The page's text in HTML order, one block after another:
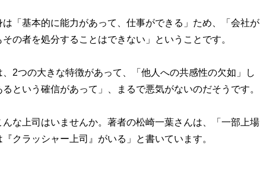
「基本的に能力があって、仕事ができる」ため、「会社が
の者を処分することはできない」ということです。
2つの大きな特徴があって、「他人への共感性の欠如」し
という確信があって」、まるで悪気がないのだそうです。
な上司はいませんか。著者の松崎一葉さんは、「一部上場
クラッシャー上司』がいる」と書いています。